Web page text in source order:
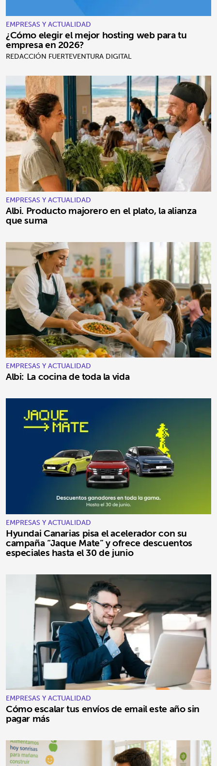
EMPRESAS Y ACTUALIDAD
¿Cómo elegir el mejor hosting web para tu
empresa en 2026?
REDACCIÓN FUERTEVENTURA DIGITAL
EMPRESAS Y ACTUALIDAD
Albi. Producto majorero en el plato, la alianza
que suma
EMPRESAS Y ACTUALIDAD
Albi: La cocina de toda la vida
EMPRESAS Y ACTUALIDAD
Hyundai Canarias pisa el acelerador con su
campaña “Jaque Mate” y ofrece descuentos
especiales hasta el 30 de junio
EMPRESAS Y ACTUALIDAD
Cómo escalar tus envíos de email este año sin
pagar más